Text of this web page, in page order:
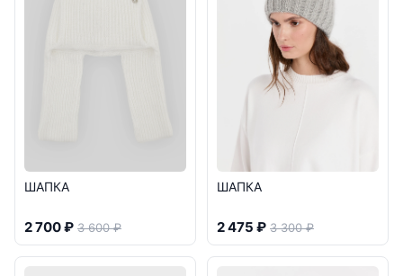
ШАПКА
2 700 ₽ 3 600 ₽
ШАПКА
2 475 ₽ 3 300 ₽